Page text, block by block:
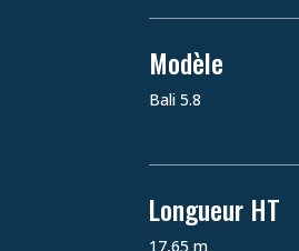
Modèle
Bali 5.8
Longueur HT
17,65 m